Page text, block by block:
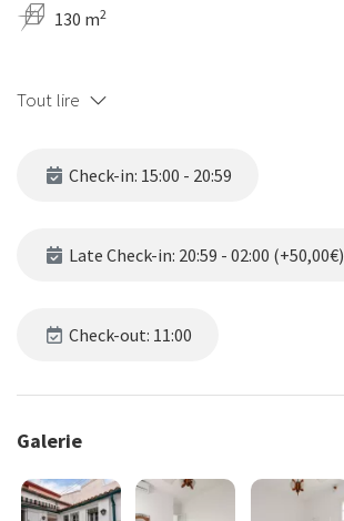
130 m2
Tout lire
Check-in: 15:00 - 20:59
Late Check-in: 20:59 - 02:00 (+50,00€)
Check-out: 11:00
Galerie